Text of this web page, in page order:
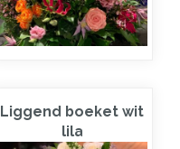
Liggend boeket wit
lila